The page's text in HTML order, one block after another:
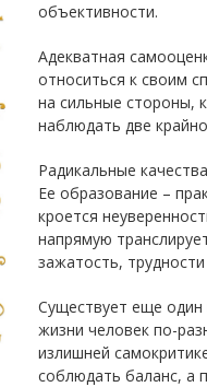
объективности.
Адекватная
относиться к своим
на сильные стороны,
наблюдать две
Радикальные
Ее образование –
кроется
напрямую
зажатость,
Существует еще
жизни человек по-
излишней
соблюдать баланс, а